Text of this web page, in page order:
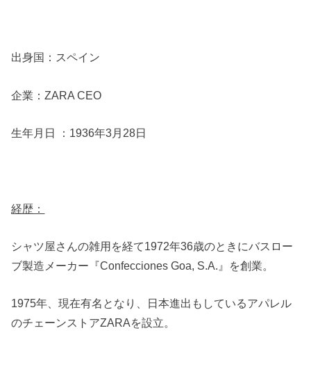
出身国：スペイン
企業：ZARA CEO
生年月日 ：1936年3月28日
経歴：
シャツ屋さんの雑用を経て1972年36歳のときにバスロー
ブ製造メーカー『Confecciones Goa, S.A.』を創業。
1975年、現在有名となり、日本進出もしているアパレル
のチェーンストアZARAを設立。